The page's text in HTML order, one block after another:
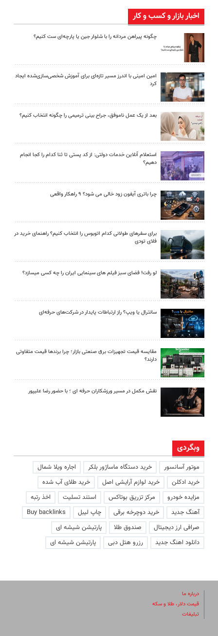
اخبار بازار و کسب و کار
چگونه پیراهن مردانه را با شلوار جین یا پارچه‌ای ست کنیم؟
امین امینی با اندرز مسیر تازه‌ای برای آموزش شخصی‌سازی‌شده ایجاد
کرد
بعد از یک عمل ناموفق، جراح بینی ترمیمی را چگونه انتخاب کنیم؟
استعلام آنلاین خدمات دولتی: از کد پستی تا ثنا کدام را کجا انجام
دهیم؟
چرا باتری آیفون زود خالی می شود؟ ۹ راهکار واقعی
برای سفرهای طولانی کدام اتوبوس را انتخاب کنیم؟ راهنمای خرید در
فلای تودی
لو رفت! فضای سبز فیلم های سینمایی ایران را چه کسی میسازد؟
سانترال یا ویپ؟ راز ارتباطات پایدار در شرکت‌های حرفه‌ای
مقایسه قیمت تجهیزات برق صنعتی بازار؛ چرا برندها قیمت متفاوتی
دارند؟
نقش مکمل در مسیر ورزشکاران حرفه ای ؛ با حضور رضا علیپور
وبگردی
موتور آسانسور خرید دستگاه ماساژور بلکر
اجاره ویلا شمال
خرید ادکلن
خرید لوازم آرایشی اصل
خرید طلای آب شده
مزایده خودرو
مرکز تزریق بوتاکس استند تسلیت
اخذ رتبه
آهنگ جدید
خرید دوچرخه برقی چاپ لیبل
Buy backlinks
صرافی ارز دیجیتال
صندوق طلا
پارتیشن شیشه ای
دانلود اهنگ جدید
رزرو هتل دبی پارتیشن شیشه ای
درباره ما
قیمت دلار، طلا و سکه
تبلیغات